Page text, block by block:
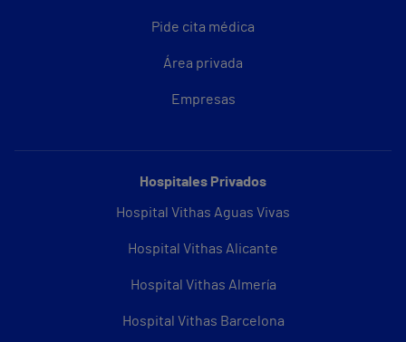
Pide cita médica
Área privada
Empresas
Hospitales Privados
Hospital Vithas Aguas Vivas
Hospital Vithas Alicante
Hospital Vithas Almería
Hospital Vithas Barcelona